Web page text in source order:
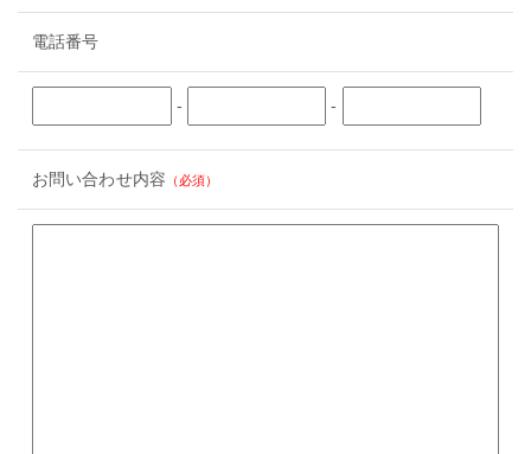
電話番号
- -
お問い合わせ内容 （必須）